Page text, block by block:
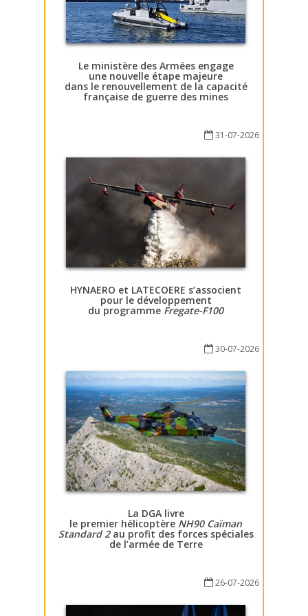
Le ministère des Armées engage
une nouvelle étape majeure
dans le renouvellement de la capacité
française de guerre des mines
31-07-2026
HYNAERO et LATECOERE s’associent
pour le développement
du programme Fregate-F100
30-07-2026
La DGA livre
le premier hélicoptère NH90 Caïman
Standard 2au profit des forces spéciales
de l’armée de Terre
26-07-2026